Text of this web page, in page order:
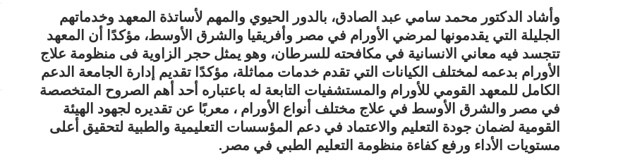
وأشاد الدكتور محمد سامي عبد الصادق، بالدور الحيوي والمهم لأساتذة المعهد وخدماتهم
الجليلة التي يقدمونها لمرضي الأورام في مصر وأفريقيا والشرق الأوسط، مؤكدًا أن المعهد
تتجسد فيه معاني الانسانية في مكافحته للسرطان، وهو يمثل حجر الزاوية فى منظومة علاج
الأورام بدعمه لمختلف الكيانات التي تقدم خدمات مماثلة، مؤكدًا تقديم إدارة الجامعة الدعم
الكامل للمعهد القومي للأورام والمستشفيات التابعة له باعتباره أحد أهم الصروح المتخصصة
في مصر والشرق الأوسط في علاج مختلف أنواع الأورام ، معربًا عن تقديره لجهود الهيئة
القومية لضمان جودة التعليم والاعتماد في دعم المؤسسات التعليمية والطبية لتحقيق أعلى
مستويات الأداء ورفع كفاءة منظومة التعليم الطبي في مصر.